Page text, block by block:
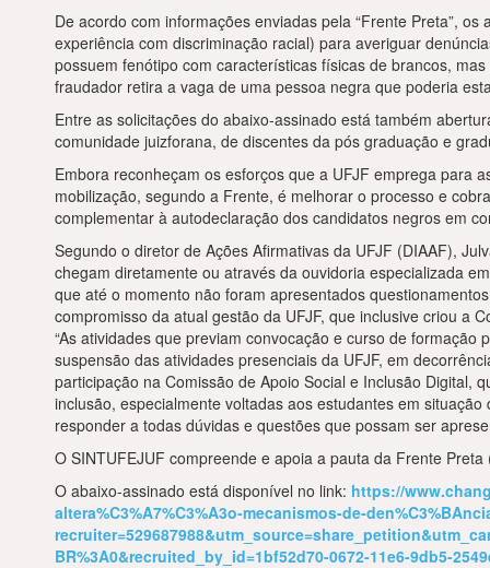
De acordo com informações enviadas pela “Frente Preta”,
experiência com discriminação racial) para averiguar
possuem fenótipo com características físicas de brancos,
fraudador retira a vaga de uma pessoa negra que poderia
Entre as solicitações do abaixo-assinado está também
comunidade juizforana, de discentes da pós graduação e
Embora reconheçam os esforços que a UFJF emprega para
mobilização, segundo a Frente, é melhorar o processo e
complementar à autodeclaração dos candidatos negros em
Segundo o diretor de Ações Afirmativas da UFJF (DIAAF),
chegam diretamente ou através da ouvidoria especializada
que até o momento não foram apresentados
compromisso da atual gestão da UFJF, que inclusive criou a
“As atividades que previam convocação e curso de
suspensão das atividades presenciais da UFJF, em
participação na Comissão de Apoio Social e Inclusão Digital,
inclusão, especialmente voltadas aos estudantes em
responder a todas dúvidas e questões que possam ser
O SINTUFEJUF compreende e apoia a pauta da Frente Preta
O abaixo-assinado está disponível no link: https://
altera%C3%A7%C3%A3o-mecanismos-de-
BR%3A0&recruited_by_id=1bf52d70-0672-11e6-9db5-